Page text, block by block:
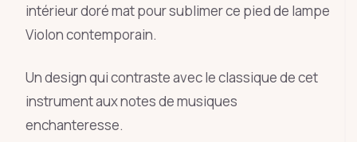
intérieur doré mat pour sublimer ce pied de lampe
Violon contemporain.
Un design qui contraste avec le classique de cet
instrument aux notes de musiques
enchanteresse.